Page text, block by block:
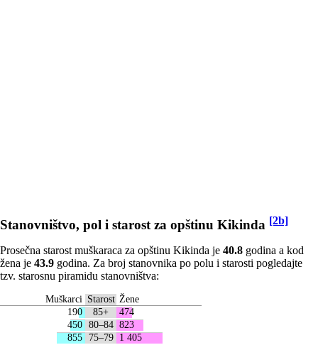
Stanovništvo, pol i starost za opštinu Kikinda [2b]
Prosečna starost muškaraca za opštinu Kikinda je 40.8 godina a kod
žena je 43.9 godina. Za broj stanovnika po polu i starosti pogledajte
tzv. starosnu piramidu stanovništva:
Muškarci Starost Žene
190
85+
474
450 80–84 823
855
75–79
1 405